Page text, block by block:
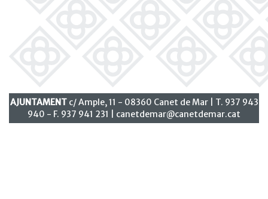
AJUNTAMENTc/ Ample, 11 - 08360 Canet de Mar | T. 937 943
940 - F. 937 941 231 | canetdemar@canetdemar.cat